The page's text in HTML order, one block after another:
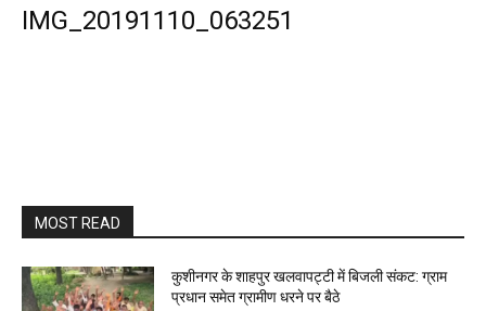
IMG_20191110_063251
MOST READ
कुशीनगर के शाहपुर खलवापट्टी में बिजली संकट: ग्राम
प्रधान समेत ग्रामीण धरने पर बैठे